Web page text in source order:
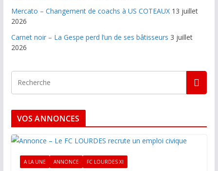
Mercato – Changement de coachs à US COTEAUX 13 juillet
2026
Carnet noir – La Gespe perd l’un de ses bâtisseurs 3 juillet
2026
VOS ANNONCES
A LA UNE ANNONCE FC LOURDES XI